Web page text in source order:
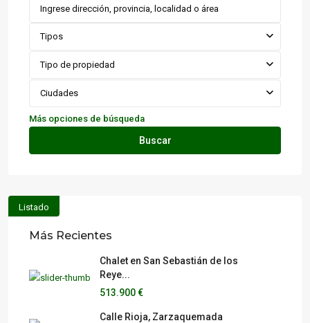
Tipos
Tipo de propiedad
Ciudades
Más opciones de búsqueda
Buscar
Listado
Más Recientes
Chalet en San Sebastián de los
Reye...
513.900 €
Calle Rioja, Zarzaquemada